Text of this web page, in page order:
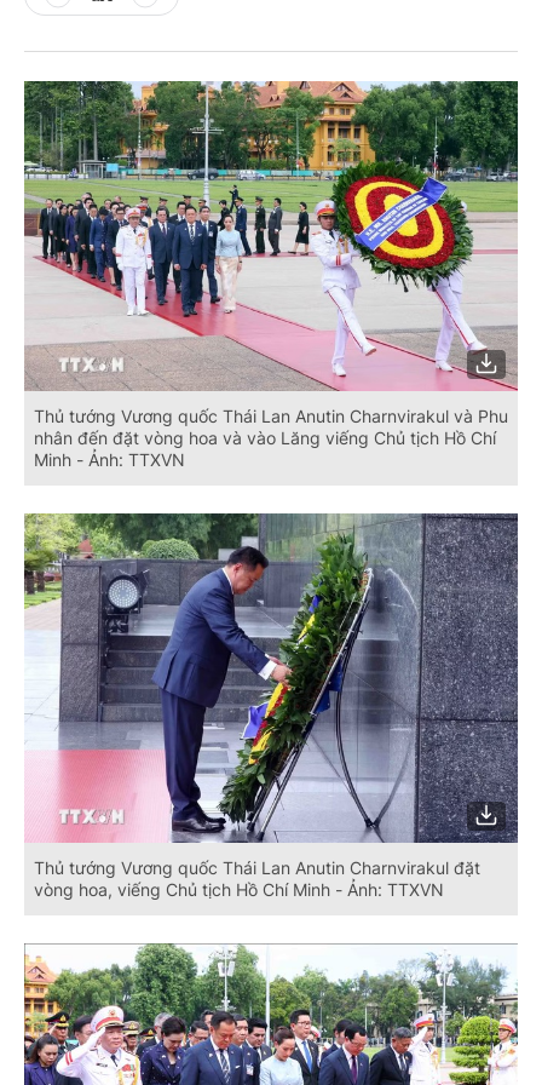
Thủ tướng Vương quốc Thái Lan Anutin Charnvirakul và Phu
nhân đến đặt vòng hoa và vào Lăng viếng Chủ tịch Hồ Chí
Minh - Ảnh: TTXVN
Thủ tướng Vương quốc Thái Lan Anutin Charnvirakul đặt
vòng hoa, viếng Chủ tịch Hồ Chí Minh - Ảnh: TTXVN